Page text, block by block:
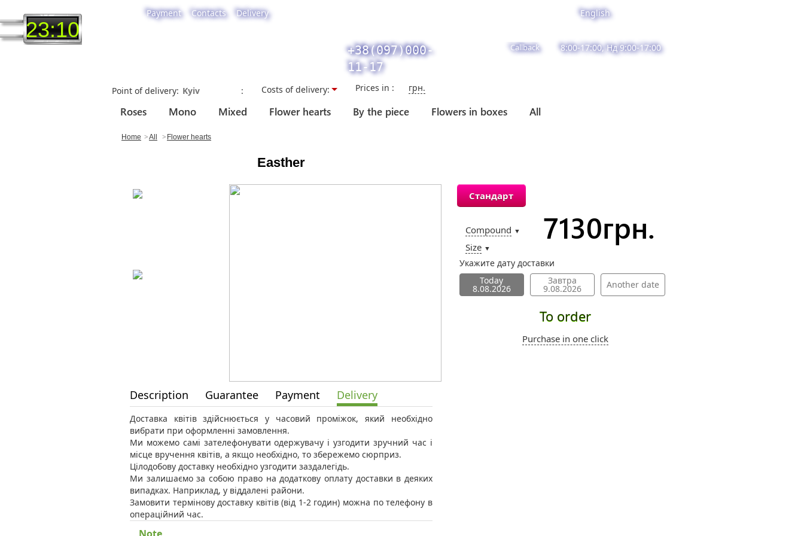
23:10
Payment Contacts Delivery English
+38(097)000-
11-17
Callback 8:00-17:00, Нд 9:00-17:00
Point of delivery Costs of delivery: Prices in : грн.
Roses Mono Mixed Flower hearts By the piece Flowers in boxes All
Home All Flower hearts
Easther
Description Guarantee Payment Delivery
Доставка квітів здійснюється у часовий проміжок, який необхідно
вибрати при оформленні замовлення.
Ми можемо самі зателефонувати одержувачу і узгодити зручний час і
місце вручення квітів, а якщо необхідно, то збережемо сюрприз.
Цілодобову доставку необхідно узгодити заздалегідь.
Ми залишаємо за собою право на додаткову оплату доставки в деяких
випадках. Наприклад, у віддалені райони.
Замовити термінову доставку квітів (від 1-2 годин) можна по телефону в
операційний час.
Стандарт
Compound ▼
Size ▼
7130грн.
Укажите дату доставки
Today
8.08.2026
Завтра
9.08.2026 Another date
To order
Purchase in one click